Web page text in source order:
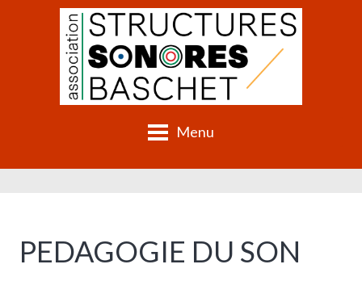
Menu
PEDAGOGIE DU SON